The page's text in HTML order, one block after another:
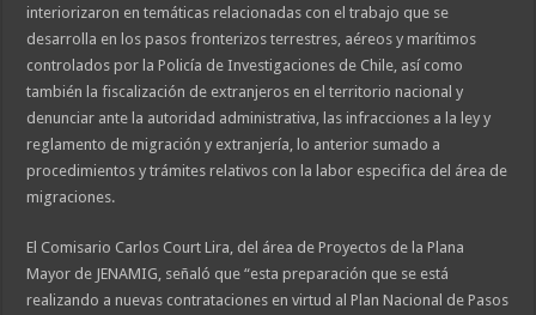
interiorizaron en temáticas relacionadas con el trabajo que se
desarrolla en los pasos fronterizos terrestres, aéreos y marítimos
controlados por la Policía de Investigaciones de Chile, así como
también la fiscalización de extranjeros en el territorio nacional y
denunciar ante la autoridad administrativa, las infracciones a la ley y
reglamento de migración y extranjería, lo anterior sumado a
procedimientos y trámites relativos con la labor especifica del área de
migraciones.
El Comisario Carlos Court Lira, del área de Proyectos de la Plana
Mayor de JENAMIG, señaló que “esta preparación que se está
realizando a nuevas contrataciones en virtud al Plan Nacional de Pasos